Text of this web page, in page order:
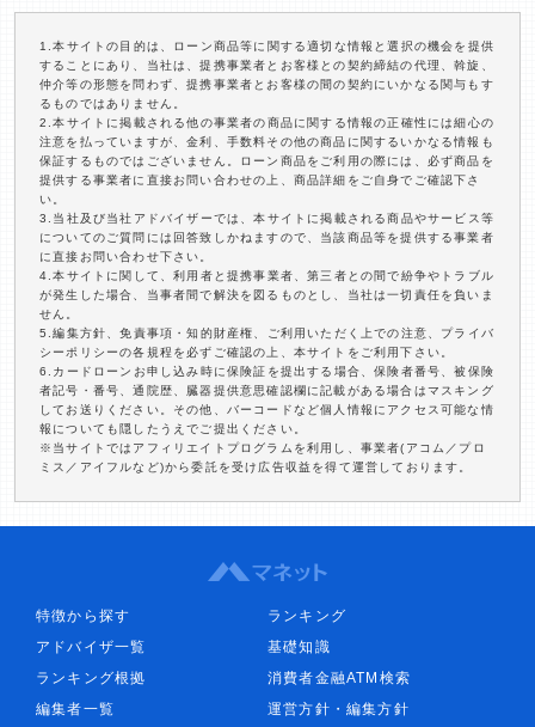
1.本サイトの目的は、ローン商品等に関する適切な情報と選択の機会を提供
することにあり、当社は、提携事業者とお客様との契約締結の代理、斡旋、
仲介等の形態を問わず、提携事業者とお客様の間の契約にいかなる関与もす
るものではありません。
2.本サイトに掲載される他の事業者の商品に関する情報の正確性には細心の
注意を払っていますが、金利、手数料その他の商品に関するいかなる情報も
保証するものではございません。ローン商品をご利用の際には、必ず商品を
提供する事業者に直接お問い合わせの上、商品詳細をご自身でご確認下さ
い。
3.当社及び当社アドバイザーでは、本サイトに掲載される商品やサービス等
についてのご質問には回答致しかねますので、当該商品等を提供する事業者
に直接お問い合わせ下さい。
4.本サイトに関して、利用者と提携事業者、第三者との間で紛争やトラブル
が発生した場合、当事者間で解決を図るものとし、当社は一切責任を負いま
せん。
5.編集方針、免責事項・知的財産権、ご利用いただく上での注意、プライバ
シーポリシーの各規程を必ずご確認の上、本サイトをご利用下さい。
6.カードローンお申し込み時に保険証を提出する場合、保険者番号、被保険
者記号・番号、通院歴、臓器提供意思確認欄に記載がある場合はマスキング
してお送りください。その他、バーコードなど個人情報にアクセス可能な情
報についても隠したうえでご提出ください。
※当サイトではアフィリエイトプログラムを利用し、事業者(アコム／プロ
ミス／アイフルなど)から委託を受け広告収益を得て運営しております。
特徴から探す
ランキング
アドバイザ一覧
基礎知識
ランキング根拠
消費者金融ATM検索
編集者一覧
運営方針・編集方針